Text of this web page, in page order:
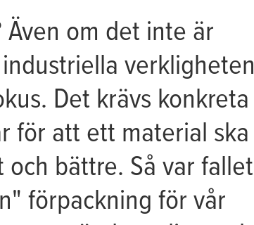
om det inte är
verkligheten
Det krävs konkreta
för att ett material ska
bättre. Så var fallet
förpackning för vår